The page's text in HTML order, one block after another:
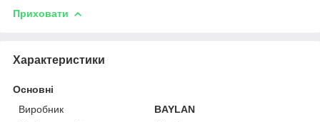
Приховати
Характеристики
Основні
Виробник
BAYLAN